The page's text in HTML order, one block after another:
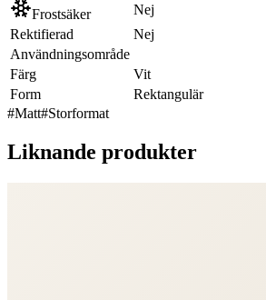
Frostsäker
Nej
Rektifierad
Nej
Användningsområde
Färg
Vit
Form
Rektangulär
#Matt#Storformat
Liknande produkter